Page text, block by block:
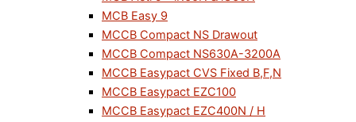
MCB Easy 9
MCCB Compact NS Drawout
MCCB Compact NS630A-3200A
MCCB Easypact CVS Fixed B,F,N
MCCB Easypact EZC100
MCCB Easypact EZC400N / H